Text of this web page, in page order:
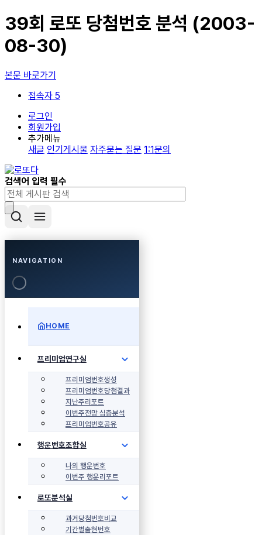
39회 로또 당첨번호 분석 (2003-
08-30)
본문 바로가기
접속자 5
로그인
회원가입
추가메뉴
새글 인기게시물 자주묻는 질문 1:1문의
검색어 입력 필수
NAVIGATION
HOME
프리미엄연구실
프리미엄번호생성
프리미엄번호당첨결과
지난주리포트
이번주전망 심층분석
프리미엄번호공유
행운번호조합실
나의 행운번호
이번주 행운리포트
로또분석실
과거당첨번호비교
기간별출현번호